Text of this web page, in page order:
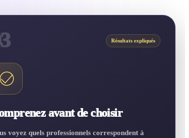
Résultats expliqués
avant de choisir
voyez quels professionnels correspondent à